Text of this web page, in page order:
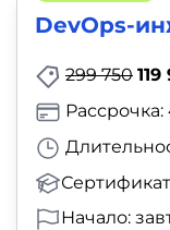
DevOps-
299 750
Сертификат
Начало:
Для
детей
фитнес